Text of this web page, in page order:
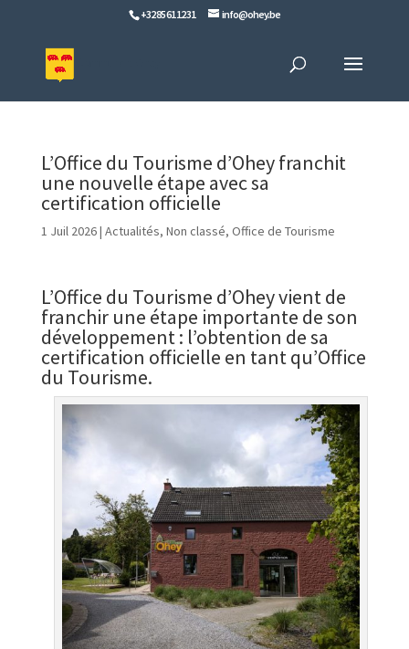
+32 85 61 12 31 info@ohey.be
L’Office du Tourisme d’Ohey franchit
une nouvelle étape avec sa
certification officielle
1 Juil 2026| Actualités, Non classé, Office de Tourisme
L’Office du Tourisme d’Ohey vient de
franchir une étape importante de son
développement : l’obtention de sa
certification officielle en tant qu’Office
du Tourisme.